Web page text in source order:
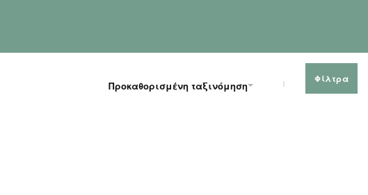
Προκαθορισμένη ταξινόμηση
Φίλτρα